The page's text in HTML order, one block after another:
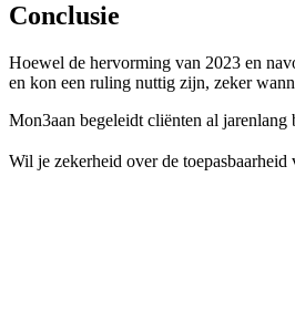
Conclusie
Hoewel de hervorming van 2023 en
en kon een ruling nuttig zijn, zeker
Mon3aan begeleidt cliënten al
Wil je zekerheid over de